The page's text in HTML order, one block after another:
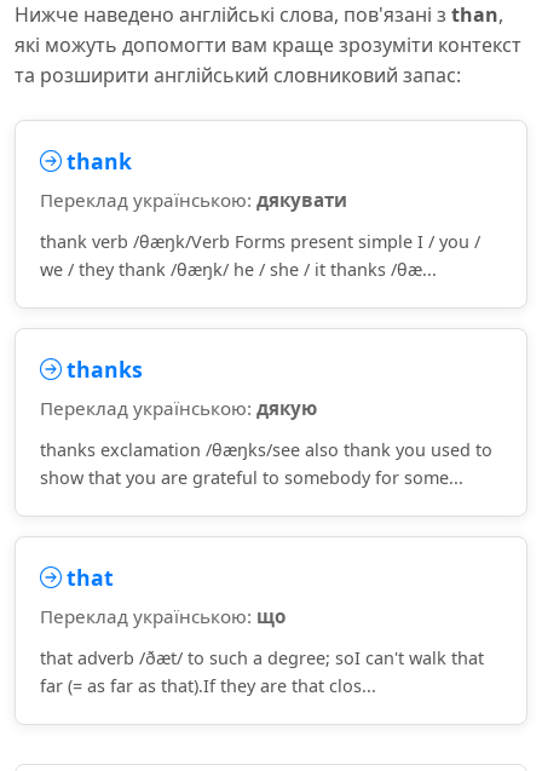
Нижче наведено англійські слова, пов'язані з than,
які можуть допомогти вам краще зрозуміти контекст
та розширити англійський словниковий запас:
thank
Переклад українською: дякувати
thank verb /θæŋk/Verb Forms present simple I / you /
we / they thank /θæŋk/ he / she / it thanks /θæ...
thanks
Переклад українською: дякую
thanks exclamation /θæŋks/see also thank you used to
show that you are grateful to somebody for some...
that
Переклад українською: що
that adverb /ðæt/ to such a degree; soI can't walk that
far (= as far as that).If they are that clos...